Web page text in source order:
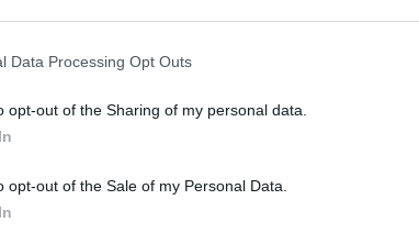
Data Processing Opt Outs
opt-out of the Sharing of my personal data.
opt-out of the Sale of my Personal Data.
Watykan wezwał do “ratowania braterstwa”.
teologów, jak i dla wszystkich wiernych” do
i świeckim, głosi dokument opublikowany 8
tematów dając w ten sposób zachętę do
Akademii Życia, abp. Vincenzo Paglia oraz
II ds. Małżeństwa i Rodziny Pierangelo